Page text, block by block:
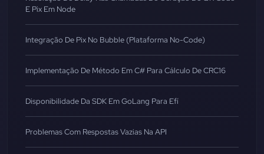
E Pix Em Node
Integração De Pix No Bubble (Plataforma No-Code)
Implementação De Método Em C# Para Cálculo De CRC16
Disponibilidade Da SDK Em GoLang Para Efí
Problemas Com Respostas Vazias Na API